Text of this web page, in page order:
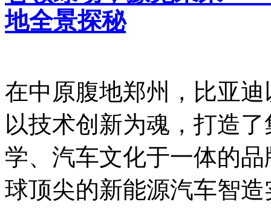
地全景探秘
在中原腹地郑州，比亚
以技术创新为魂，打造
学、汽车文化于一体的
球顶尖的新能源汽车智